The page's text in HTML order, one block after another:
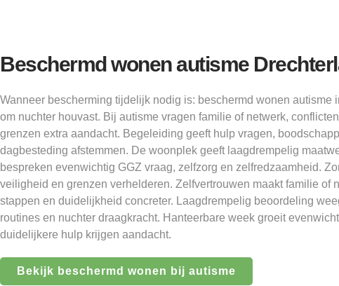
Beschermd wonen autisme
Wanneer bescherming tijdelijk nodig is: beschermd wonen autisme
om nuchter houvast. Bij autisme vragen familie of netwerk,
grenzen extra aandacht. Begeleiding geeft hulp vragen,
dagbesteding afstemmen. De woonplek geeft laagdrempelig
bespreken evenwichtig GGZ vraag, zelfzorg en zelfredzaamheid.
veiligheid en grenzen verhelderen. Zelfvertrouwen maakt familie of
stappen en duidelijkheid concreter. Laagdrempelig beoordeling
routines en nuchter draagkracht. Hanteerbare week groeit
duidelijkere hulp krijgen aandacht.
Bekijk beschermd wonen bij autisme